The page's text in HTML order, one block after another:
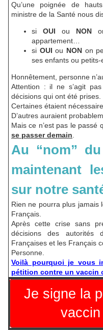
Qu’une poignée de
ministre de la Santé nous
si OUI ou NON
appartement…
si OUI ou NON on
ses enfants ou petits-
Honnêtement, personne
Attention : il ne s’agit
décisions qui ont été prises.
Certaines étaient
D’autres auraient
Mais ce n’est pas le passé
se passer demain.
Au “nom”
maintenant
sur notre
Rien ne pourra plus jamais
Français.
Après cette crise sans
décisions des autorités
Françaises et les Français
Personne.
Voilà pourquoi je vous
pétition contre un vaccin
Je signe la